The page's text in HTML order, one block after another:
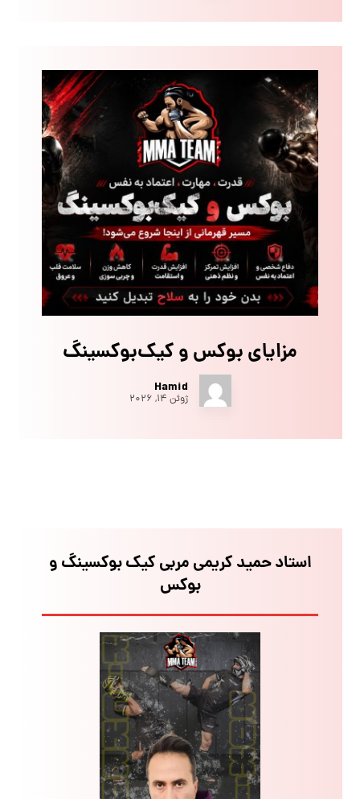
مزایای بوکس و کیک‌بوکسینگ
Hamid
ژوئن ۱۴, ۲۰۲۶
استاد حمید کریمی مربی کیک بوکسینگ و
بوکس